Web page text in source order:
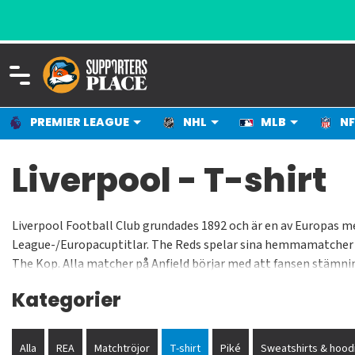
PREMIER LEAGUE NHL MLB
Liverpool - T-shirt
Liverpool Football Club grundades 1892 och är en av
League-/Europacuptitlar. The Reds spelar sina
The Kop. Alla matcher på Anfield börjar med att fansen
Carragher, Ray Clemence, Emilyn Hughes, Phil Neal, Tommy
Kategorier
Alla REA Matchtröjor T-shirt Piké Sweatshirts &